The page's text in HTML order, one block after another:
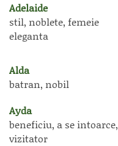
Adelaide
stil, noblete, femeie
eleganta
Alda
batran, nobil
Ayda
beneficiu, a se intoarce,
vizitator